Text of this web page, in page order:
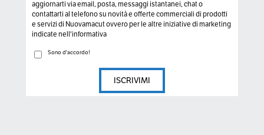
aggiornarti via email, posta, messaggi istantanei, chat o
contattarti al telefono su novità e offerte commerciali di prodotti
e servizi di Nuovamacut ovvero per le altre iniziative di marketing
indicate nell'informativa
Sono d'accordo!